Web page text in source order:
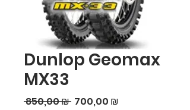
Dunlop Geomax
MX33
850,00 ₪ Обычная
700,00 ₪